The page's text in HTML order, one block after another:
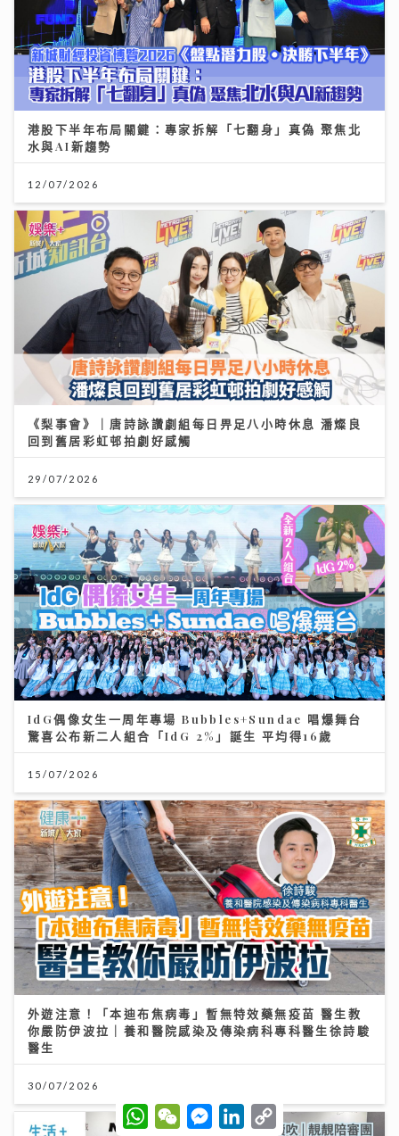
港股下半年布局關鍵：專家拆解「七翻身」真偽 聚焦北
水與AI新趨勢
12/07/2026
《梨事會》｜唐詩詠讚劇組每日畀足八小時休息 潘燦良
回到舊居彩虹邨拍劇好感觸
29/07/2026
IdG偶像女生一周年專場 Bubbles+Sundae 唱爆舞台
驚喜公布新二人組合「IdG 2%」誕生 平均得16歲
15/07/2026
外遊注意！「本迪布焦病毒」暫無特效藥無疫苗 醫生教
你嚴防伊波拉｜養和醫院感染及傳染病科專科醫生徐詩駿
醫生
30/07/2026
W
h
W
e
M
e
L
C
o